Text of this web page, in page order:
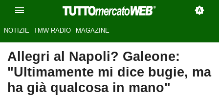
NOTIZIE TMW RADIO MAGAZINE
Allegri al Napoli? Galeone:
"Ultimamente mi dice bugie, ma
ha già qualcosa in mano"